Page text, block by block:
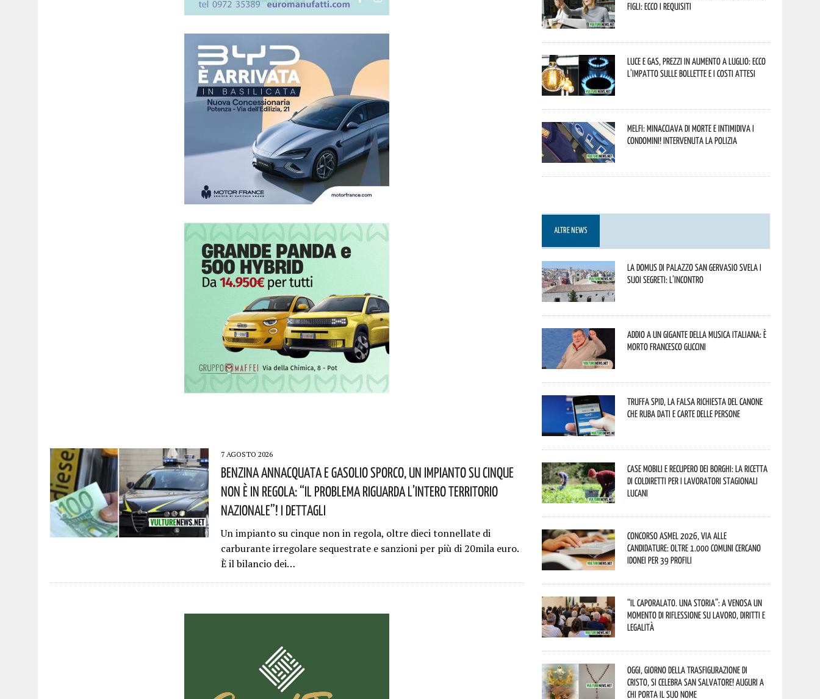
7 AGOSTO 2026
Benzina Annacquata E Gasolio Sporco, Un Impianto Su Cinque
Non È In Regola: “il Problema Riguarda L’intero Territorio
Nazionale”! I Dettagli
Un impianto su cinque non in regola, oltre dieci tonnellate di
carburante irregolare sequestrate e sanzioni per più di 20mila euro.
È il bilancio dei…
figli: ecco i requisiti
Luce e gas, prezzi in aumento a luglio: ecco
l’impatto sulle bollette e i costi attesi
Melfi: minacciava di morte e intimidiva i
condomini! Intervenuta la Polizia
ALTRE NEWS
La Domus di Palazzo San Gervasio svela i
suoi segreti: l’incontro
Addio a un gigante della musica italiana: è
morto Francesco Guccini
Truffa Spid, la falsa richiesta del canone
che ruba dati e carte delle persone
Case mobili e recupero dei borghi: la ricetta
di Coldiretti per i lavoratori stagionali
lucani
Concorso Asmel 2026, via alle
candidature: oltre 1.000 Comuni cercano
idonei per 39 profili
“Il caporalato. Una storia”: a Venosa un
momento di riflessione su lavoro, diritti e
legalità
Oggi, giorno della Trasfigurazione di
Cristo, si celebra San Salvatore! Auguri a
chi porta il suo nome